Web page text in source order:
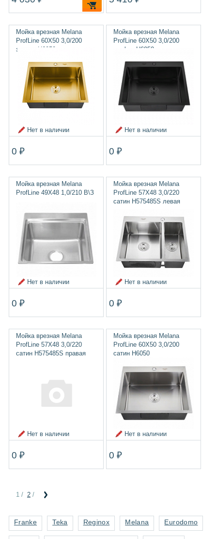
Мойка врезная Melana
ProfLine 60Х50 3,0/200
золото H6050
Нет в наличии
0 ₽
Мойка врезная Melana
ProfLine 60Х50 3,0/200
графит H6050
Нет в наличии
0 ₽
Мойка врезная Melana
ProfLine 49Х48 1,0/210 В\З
Нет в наличии
0 ₽
Мойка врезная Melana
ProfLine 57Х48 3,0/220
сатин H575485S левая
Нет в наличии
0 ₽
Мойка врезная Melana
ProfLine 57Х48 3,0/220
сатин H575485S правая
Нет в наличии
0 ₽
Мойка врезная Melana
ProfLine 60Х50 3,0/200
сатин H6050
Нет в наличии
0 ₽
1/ 2/
Franke Teka Reginox Melana Eurodomo